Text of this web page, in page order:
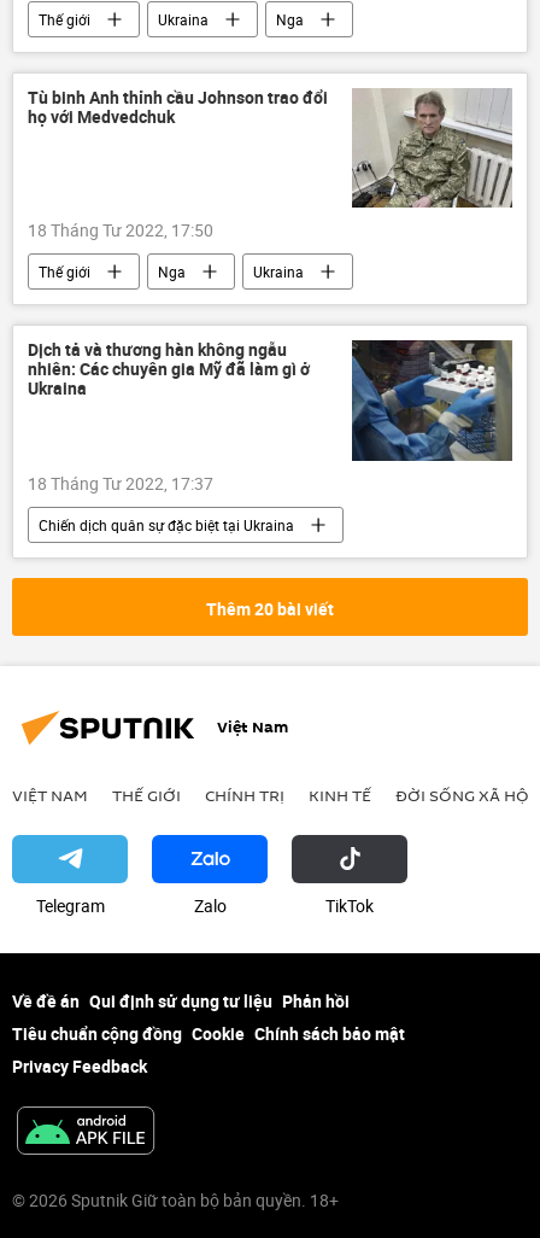
Thế giới Ukraina
Nga
Vladimir Putin
Vladimir Zelensky
tù nhân
Cuộc khủng hoảng ở Ukraina
Viktor Medvedchuk
Tù binh Anh thỉnh cầu Johnson trao đổi
họ với Medvedchuk
18 Tháng Tư 2022, 17:50
Thế giới Nga
Ukraina
Anh
Cuộc khủng hoảng ở Ukraina
tù nhân
Dịch tả và thương hàn không ngẫu
nhiên: Các chuyên gia Mỹ đã làm gì ở
Ukraina
18 Tháng Tư 2022, 17:37
Chiến dịch quân sự đặc biệt tại Ukraina
Thế giới
Hoa Kỳ
Ukraina
LNR
DNR
xung đột
chuyên gia
Quan điểm-Ý kiến
Thêm 20 bài viết
Việt Nam
VIỆT NAM THẾ GIỚI CHÍNH TRỊ KINH TẾ ĐỜI SỐNG XÃ HỘI
Telegram Zalo ТikТоk
Về đề án Qui định sử dụng tư liệu Phản hồi
Tiêu chuẩn cộng đồng Cookie Chính sách bảo mật
Privacy Feedback
© 2026 Sputnik Giữ toàn bộ bản quyền. 18+